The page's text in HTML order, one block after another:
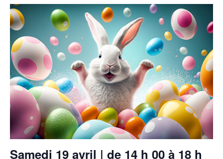
Samedi 19 avril | de 14 h 00 à 18 h